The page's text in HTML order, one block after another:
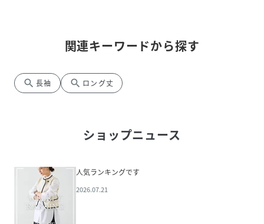
関連キーワードから探す
search 長袖 search ロング丈
ショップニュース
人気ランキングです
2026.07.21